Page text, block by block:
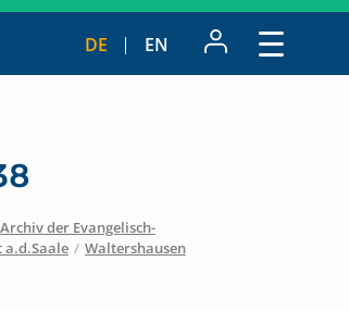
DE EN
der Evangelisch-
a.d.Saale / Waltershausen